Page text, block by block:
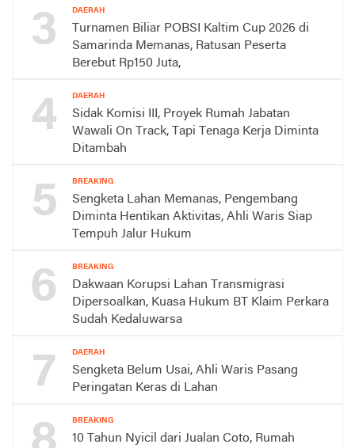
3 DAERAH
Turnamen Biliar POBSI Kaltim Cup 2026 di
Samarinda Memanas, Ratusan Peserta
Berebut Rp150 Juta,
4 DAERAH
Sidak Komisi III, Proyek Rumah Jabatan
Wawali On Track, Tapi Tenaga Kerja Diminta
Ditambah
5 BREAKING
Sengketa Lahan Memanas, Pengembang
Diminta Hentikan Aktivitas, Ahli Waris Siap
Tempuh Jalur Hukum
6 BREAKING
Dakwaan Korupsi Lahan Transmigrasi
Dipersoalkan, Kuasa Hukum BT Klaim Perkara
Sudah Kedaluwarsa
7 DAERAH
Sengketa Belum Usai, Ahli Waris Pasang
Peringatan Keras di Lahan
BREAKING
10 Tahun Nyicil dari Jualan Coto, Rumah